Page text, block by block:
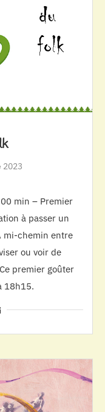
2023
min – Premier
à passer un
mi-chemin entre
ou voir de
premier goûter
18h15.